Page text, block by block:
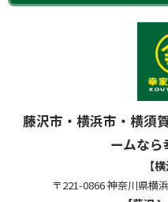
藤沢市・横浜市・横須
ームなら
【
〒221-0866 神奈川県横